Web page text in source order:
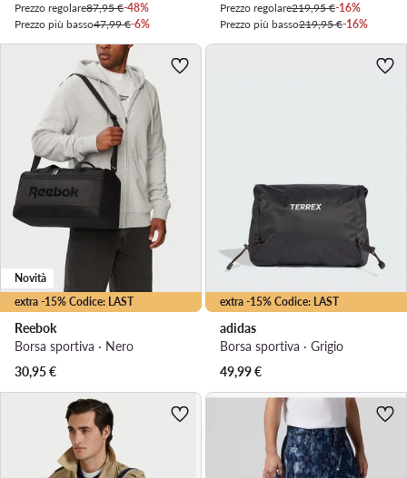
Prezzo regolare87,95 €-48%
Prezzo più basso47,99 €-6%
Prezzo regolare219,95 €-16%
Prezzo più basso219,95 €-16%
extra -15% Codice: LAST
Novità
Reebok
Borsa sportiva · Nero
30,95€
extra -15% Codice: LAST
adidas
Borsa sportiva · Grigio
49,99€